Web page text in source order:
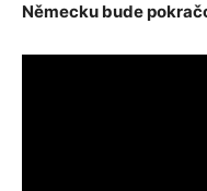
Německu bude